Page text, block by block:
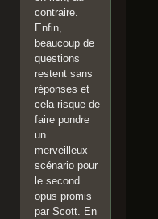
contraire.
Enfin,
beaucoup de
questions
restent sans
réponses et
cela risque de
faire pondre
un
merveilleux
scénario pour
le second
opus promis
par Scott. En